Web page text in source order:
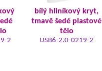
2
bílý hliníkový kryt,
tmavě šedé plastové
tělo
USB6-2.0-0219-2